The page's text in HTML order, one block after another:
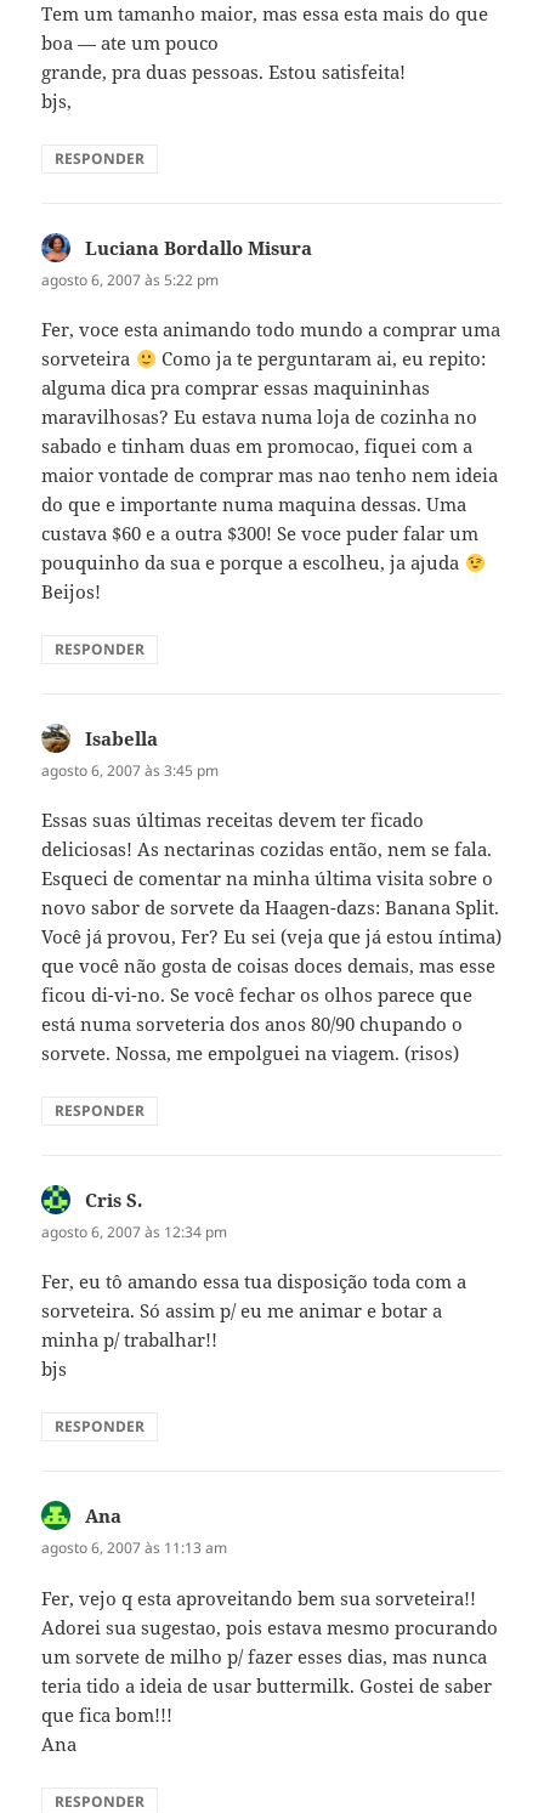
Tem um tamanho maior, mas essa esta mais do que
boa — ate um pouco
grande, pra duas pessoas. Estou satisfeita!
bjs,
RESPONDER
Luciana Bordallo Misura
agosto 6, 2007 às 5:22 pm
Fer, voce esta animando todo mundo a comprar uma
sorveteira
Como ja te perguntaram ai, eu repito:
alguma dica pra comprar essas maquininhas
maravilhosas? Eu estava numa loja de cozinha no
sabado e tinham duas em promocao, fiquei com a
maior vontade de comprar mas nao tenho nem ideia
do que e importante numa maquina dessas. Uma
custava $60 e a outra $300! Se voce puder falar um
pouquinho da sua e porque a escolheu, ja ajuda
Beijos!
RESPONDER
Isabella
agosto 6, 2007 às 3:45 pm
Essas suas últimas receitas devem ter ficado
deliciosas! As nectarinas cozidas então, nem se fala.
Esqueci de comentar na minha última visita sobre o
novo sabor de sorvete da Haagen-dazs: Banana Split.
Você já provou, Fer? Eu sei (veja que já estou íntima)
que você não gosta de coisas doces demais, mas esse
ficou di-vi-no. Se você fechar os olhos parece que
está numa sorveteria dos anos 80/90 chupando o
sorvete. Nossa, me empolguei na viagem. (risos)
RESPONDER
Cris S.
agosto 6, 2007 às 12:34 pm
Fer, eu tô amando essa tua disposição toda com a
sorveteira. Só assim p/ eu me animar e botar a
minha p/ trabalhar!!
bjs
RESPONDER
Ana
agosto 6, 2007 às 11:13 am
Fer, vejo q esta aproveitando bem sua sorveteira!!
Adorei sua sugestao, pois estava mesmo procurando
um sorvete de milho p/ fazer esses dias, mas nunca
teria tido a ideia de usar buttermilk. Gostei de saber
que fica bom!!!
Ana
RESPONDER